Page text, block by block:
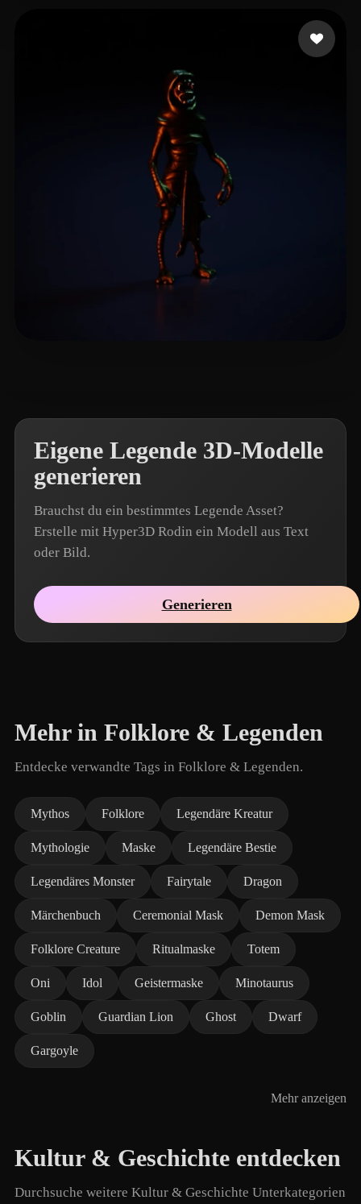
Eigene Legende 3D-Modelle
generieren
Brauchst du ein bestimmtes Legende Asset?
Erstelle mit Hyper3D Rodin ein Modell aus Text
oder Bild.
Generieren
Mehr in Folklore & Legenden
Entdecke verwandte Tags in Folklore & Legenden.
Mythos Folklore Legendäre Kreatur
Mythologie Maske Legendäre Bestie
Legendäres Monster Fairytale Dragon
Märchenbuch Ceremonial Mask Demon Mask
Folklore Creature Ritualmaske Totem
Oni Idol Geistermaske Minotaurus
Goblin Guardian Lion Ghost Dwarf
Gargoyle
Mehr anzeigen
Kultur & Geschichte entdecken
Durchsuche weitere Kultur & Geschichte Unterkategorien